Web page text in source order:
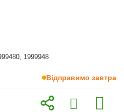
1999948
Відправимо завтра